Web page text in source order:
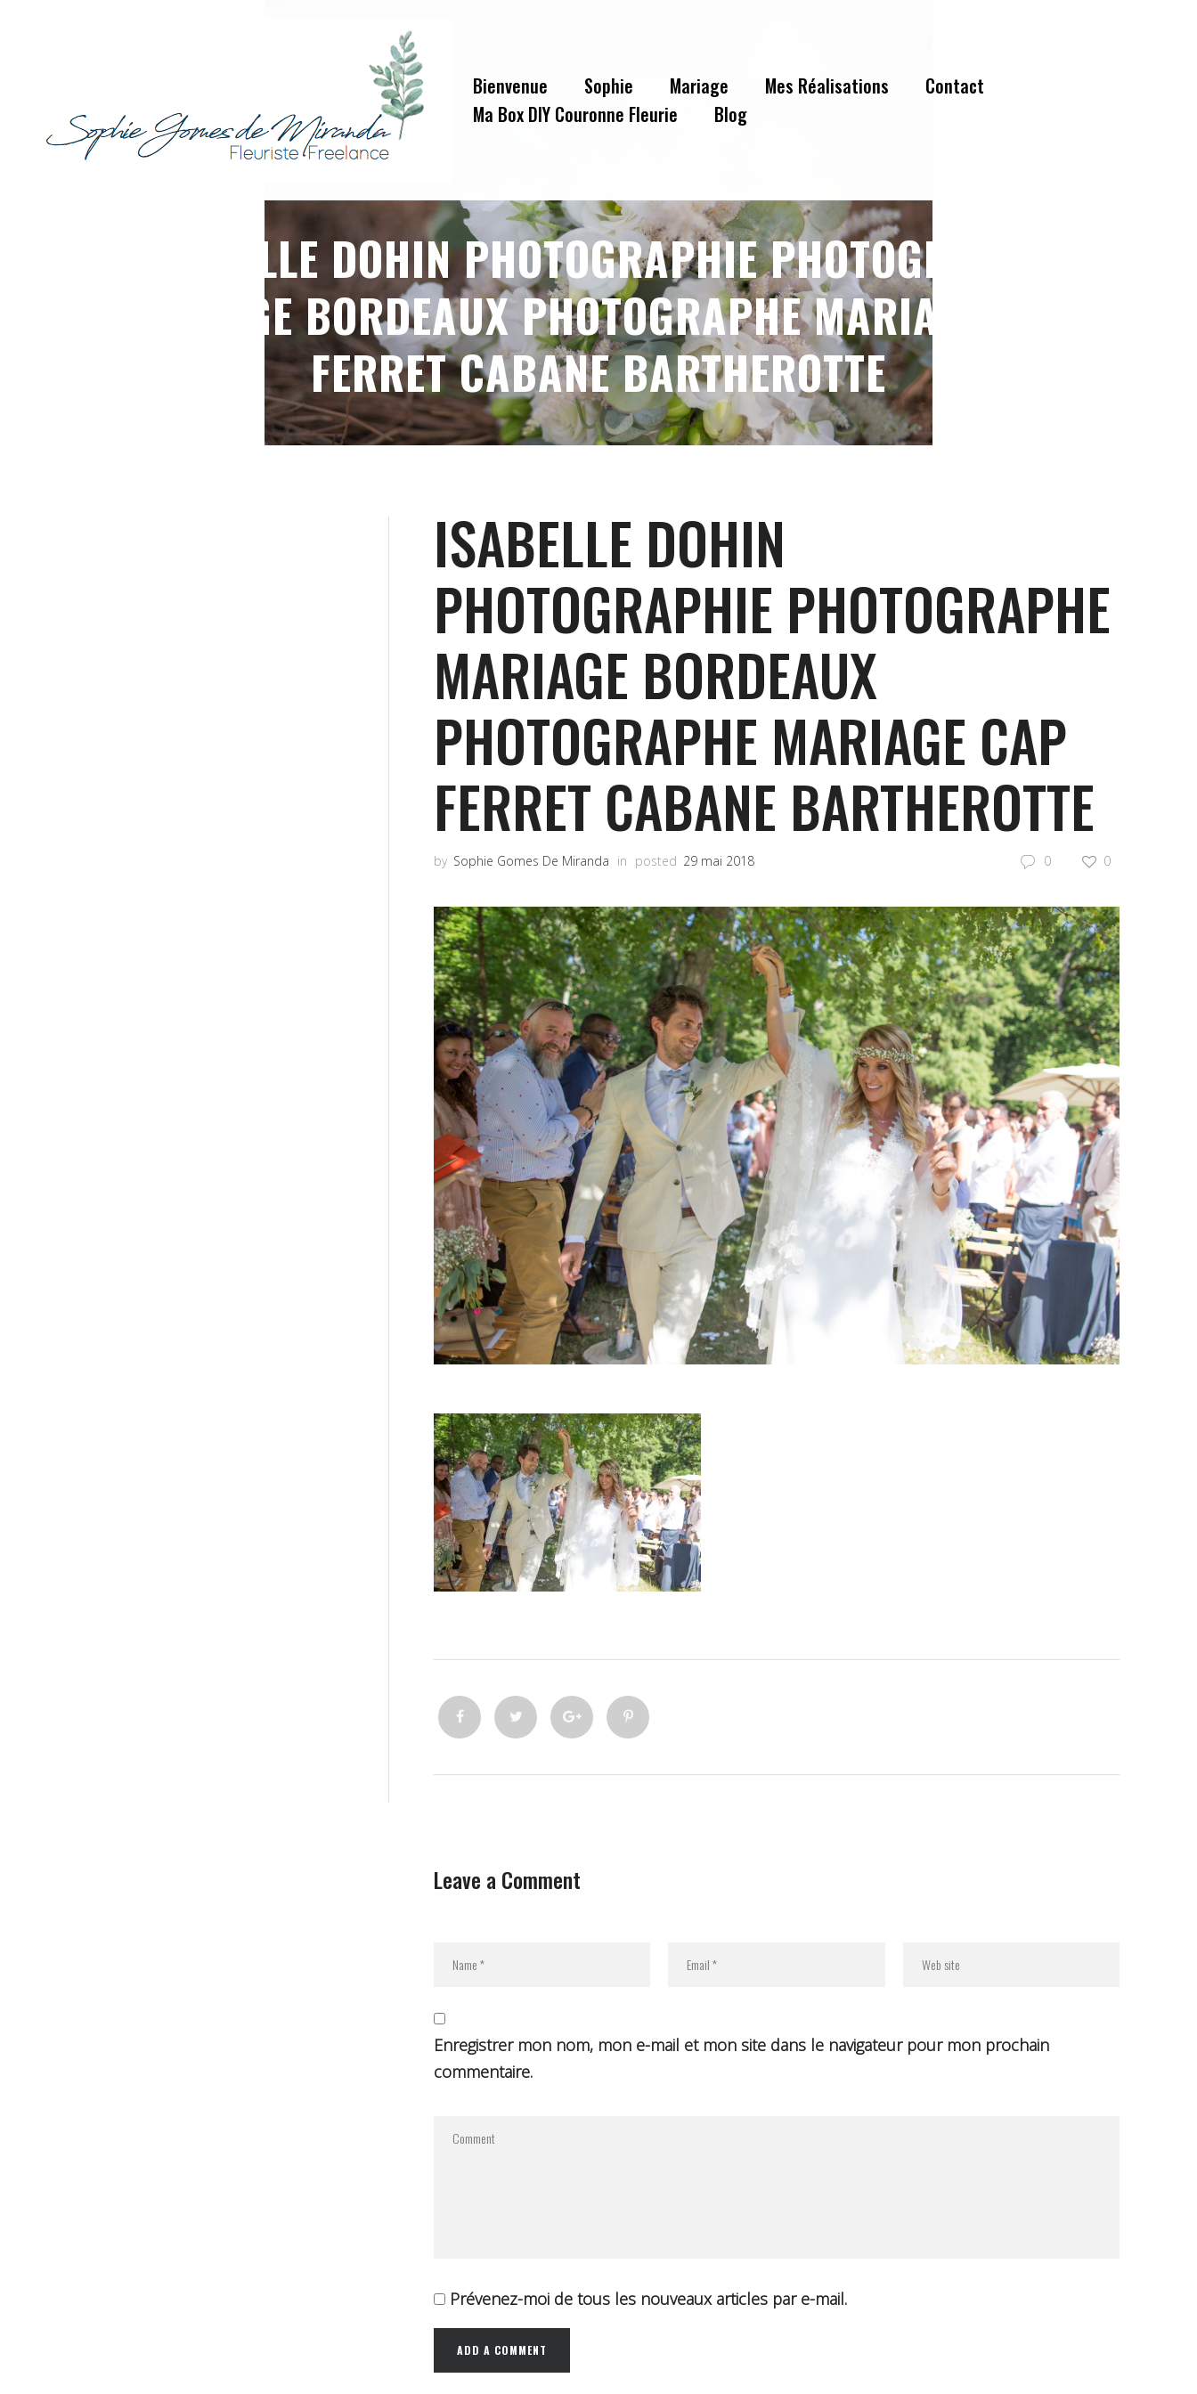
Bienvenue Sophie Mariage Mes Réalisations
Contact
Ma Box DIY Couronne Fleurie
Blog
ISABELLE DOHIN PHOTOGRAPHIE PHOTOGRAPHE
MARIAGE BORDEAUX PHOTOGRAPHE MARIAGE CAP
FERRET CABANE BARTHEROTTE
ISABELLE DOHIN
PHOTOGRAPHIE PHOTOGRAPHE
MARIAGE BORDEAUX
PHOTOGRAPHE MARIAGE CAP
FERRET CABANE BARTHEROTTE
by Sophie Gomes De Miranda in posted 29 mai 2018 0 0
Leave a Comment
Enregistrer mon nom, mon e-mail et mon site dans le navigateur pour mon prochain
commentaire.
Prévenez-moi de tous les nouveaux articles par e-mail.